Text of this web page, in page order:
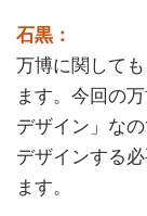
石黒：
万博に関して
ます。今回の
デザイン」な
デザインする
ます。